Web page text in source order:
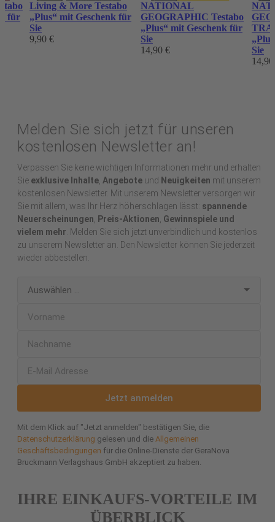
für
Living & More Testabo
„Plus“ mit Geschenk für
Sie
9,90 €
NATIONAL
GEOGRAPHIC Testabo
„Plus“ mit Geschenk für
Sie
14,90 €
Sie
Melden Sie sich jetzt für unseren
kostenlosen Newsletter an!
Verpassen Sie keine wichtigen Informationen mehr und erhalten
Sie exklusive Inhalte, Angebote und Neuigkeiten mit unserem
kostenlosen Newsletter. Mit unserem Newsletter versorgen wir
Sie mit allem, was Ihr Herz höherschlagen lässt: spannende
Neuerscheinungen, Preis-Aktionen, Gewinnspiele und
vielem mehr . Melden Sie sich jetzt unverbindlich und kostenlos
zu unserem Newsletter an. Den Newsletter können Sie jederzeit
wieder abbestellen.
Jetzt anmelden
Mit dem Klick auf "Jetzt anmelden" bestätigen Sie, die
Datenschutzerklärung gelesen und die Allgemeinen
Geschäftsbedingungen für die Online-Dienste der GeraNova
Bruckmann Verlagshaus GmbH akzeptiert zu haben.
IHRE EINKAUFS-VORTEILE IM
ÜBERBLICK